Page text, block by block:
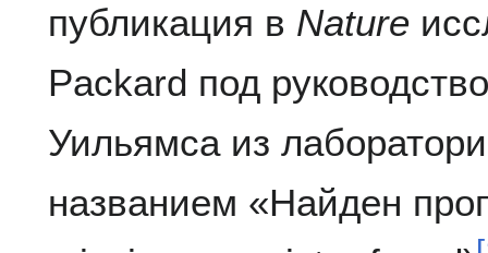
публикация в Nature
Packard под
Уильямса из
названием «Найден